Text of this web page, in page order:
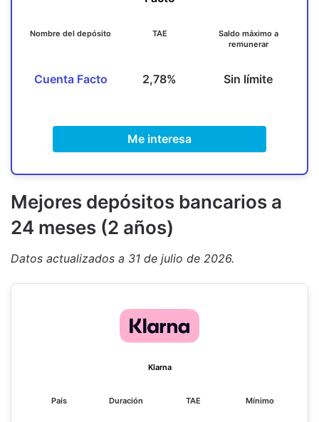
Nombre del depósito
Cuenta Facto
TAE
2,78%
Saldo máximo a
remunerar
Sin límite
Me interesa
Mejores depósitos bancarios a
24 meses (2 años)
Datos actualizados a 31 de julio de 2026.
Klarna
País Duración TAE Mínimo